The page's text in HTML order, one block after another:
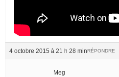
4 octobre 2015 à 21 h 28 minRÉPONDRE
Meg